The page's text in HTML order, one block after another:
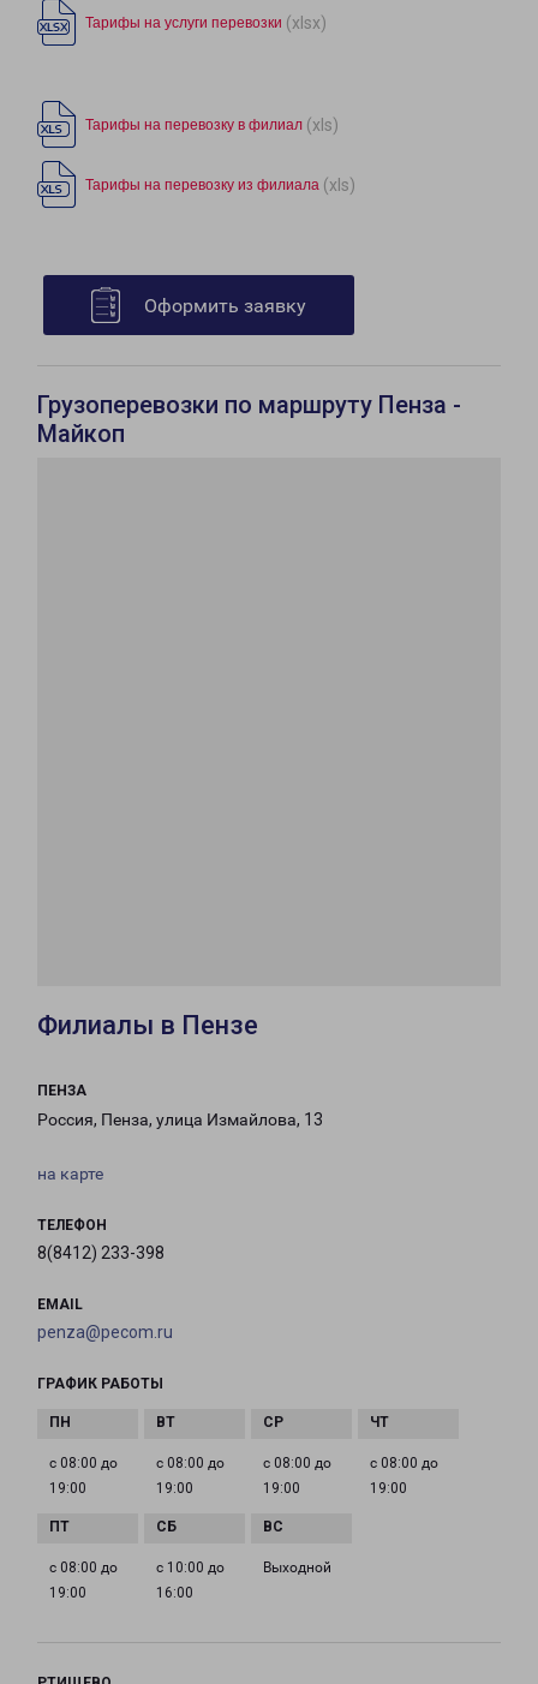
Тарифы на услуги перевозки (xlsx)
Тарифы на перевозку в филиал (xls)
Тарифы на перевозку из филиала (xls)
Оформить заявку
Грузоперевозки по маршруту Пенза -
Майкоп
Филиалы в Пензе
ПЕНЗА
Россия, Пенза, улица Измайлова, 13
на карте
ТЕЛЕФОН
8(8412) 233-398
EMAIL
penza@pecom.ru
ГРАФИК РАБОТЫ
с 08:00 до
19:00
с 08:00 до
19:00
с 08:00 до
19:00
с 08:00 до
19:00
с 08:00 до
19:00
с 10:00 до
16:00
Выходной